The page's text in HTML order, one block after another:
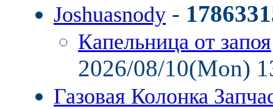
Joshuasnody -
Капельница от запоя
2026/08/10(Mon)
Газовая Колонка